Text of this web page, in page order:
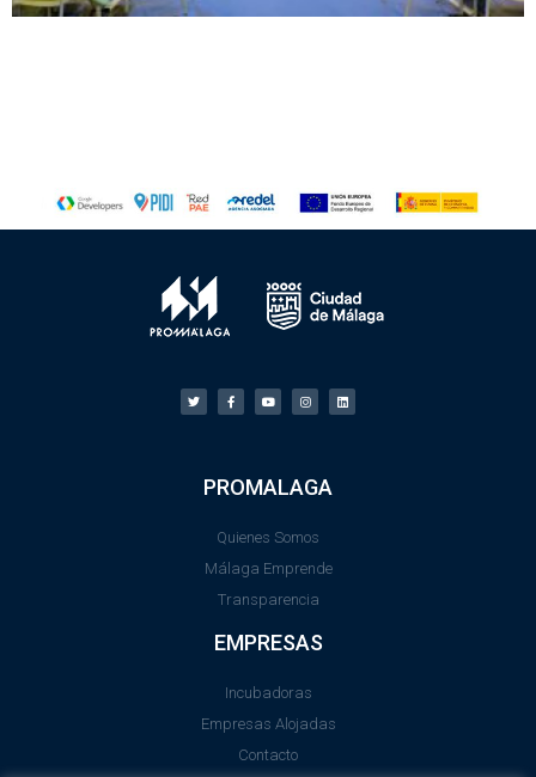
PROMALAGA
Quienes Somos
Málaga Emprende
Transparencia
EMPRESAS
Incubadoras
Empresas Alojadas
Contacto